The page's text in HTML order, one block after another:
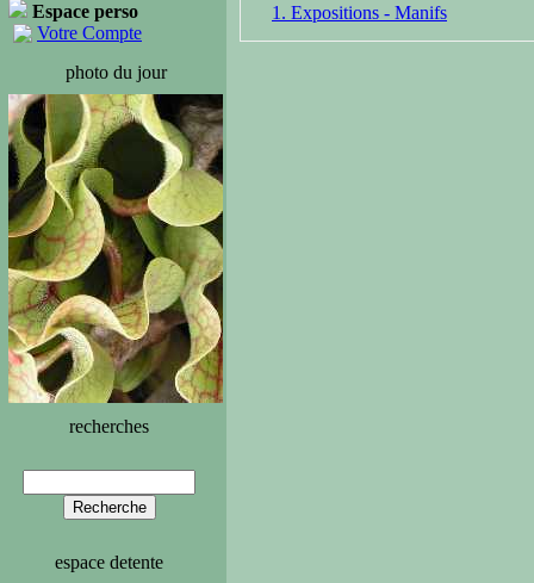
Espace perso
Votre Compte
photo du jour
recherches
espace detente
1. Expositions - Manifs